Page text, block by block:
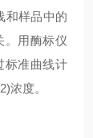
和样品中的
。用酶标仪
标准曲线计
浓度。